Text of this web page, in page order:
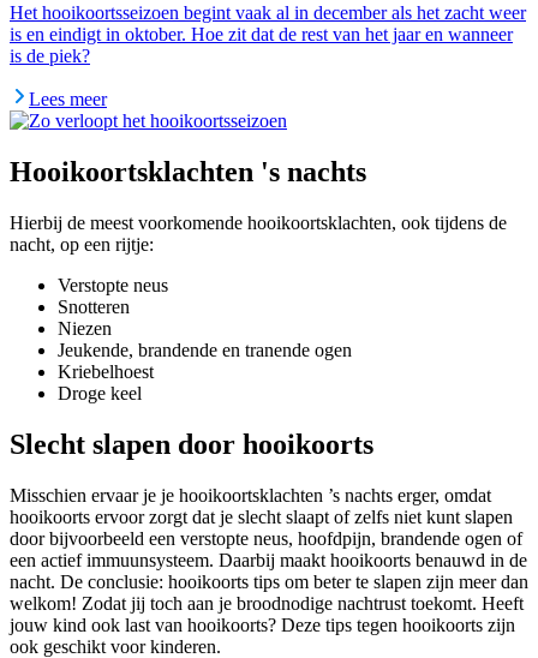
Het hooikoortsseizoen begint vaak al in december als het zacht weer
is en eindigt in oktober. Hoe zit dat de rest van het jaar en wanneer
is de piek?
Lees meer
Hooikoortsklachten 's nachts
Hierbij de meest voorkomende hooikoortsklachten, ook tijdens de
nacht, op een rijtje:
Verstopte neus
Snotteren
Niezen
Jeukende, brandende en tranende ogen
Kriebelhoest
Droge keel
Slecht slapen door hooikoorts
Misschien ervaar je je hooikoortsklachten ’s nachts erger, omdat
hooikoorts ervoor zorgt dat je slecht slaapt of zelfs niet kunt slapen
door bijvoorbeeld een verstopte neus, hoofdpijn, brandende ogen of
een actief immuunsysteem. Daarbij maakt hooikoorts benauwd in de
nacht. De conclusie: hooikoorts tips om beter te slapen zijn meer dan
welkom! Zodat jij toch aan je broodnodige nachtrust toekomt. Heeft
jouw kind ook last van hooikoorts? Deze tips tegen hooikoorts zijn
ook geschikt voor kinderen.